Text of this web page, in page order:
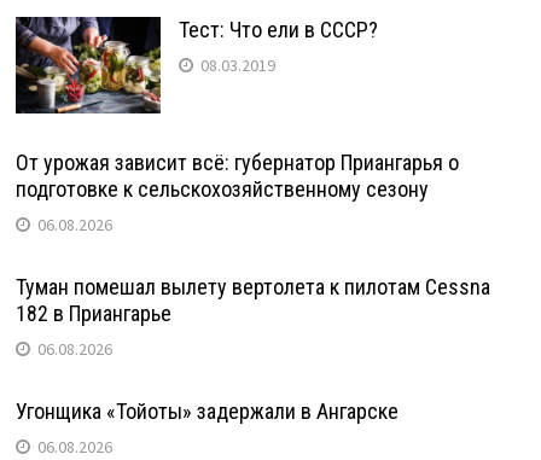
Тест: Что ели в СССР?
08.03.2019
От урожая зависит всё: губернатор Приангарья о
подготовке к сельскохозяйственному сезону
06.08.2026
Туман помешал вылету вертолета к пилотам Cessna
182 в Приангарье
06.08.2026
Угонщика «Тойоты» задержали в Ангарске
06.08.2026